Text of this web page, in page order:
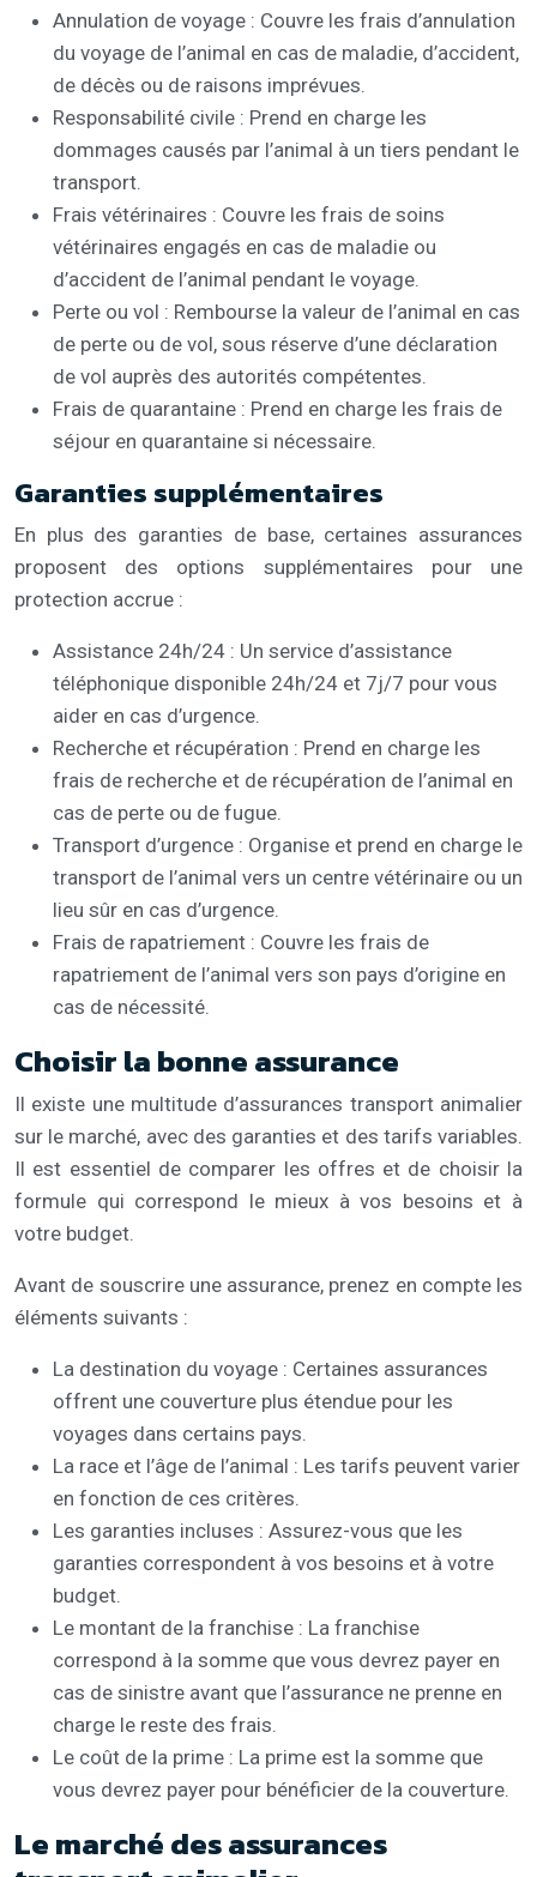
Annulation de voyage : Couvre les frais d’annulation
du voyage de l’animal en cas de maladie, d’accident,
de décès ou de raisons imprévues.
Responsabilité civile : Prend en charge les
dommages causés par l’animal à un tiers pendant le
transport.
Frais vétérinaires : Couvre les frais de soins
vétérinaires engagés en cas de maladie ou
d’accident de l’animal pendant le voyage.
Perte ou vol : Rembourse la valeur de l’animal en cas
de perte ou de vol, sous réserve d’une déclaration
de vol auprès des autorités compétentes.
Frais de quarantaine : Prend en charge les frais de
séjour en quarantaine si nécessaire.
Garanties supplémentaires
En plus des garanties de base, certaines assurances
proposent des options supplémentaires pour une
protection accrue :
Assistance 24h/24 : Un service d’assistance
téléphonique disponible 24h/24 et 7j/7 pour vous
aider en cas d’urgence.
Recherche et récupération : Prend en charge les
frais de recherche et de récupération de l’animal en
cas de perte ou de fugue.
Transport d’urgence : Organise et prend en charge le
transport de l’animal vers un centre vétérinaire ou un
lieu sûr en cas d’urgence.
Frais de rapatriement : Couvre les frais de
rapatriement de l’animal vers son pays d’origine en
cas de nécessité.
Choisir la bonne assurance
Il existe une multitude d’assurances transport animalier
sur le marché, avec des garanties et des tarifs variables.
Il est essentiel de comparer les offres et de choisir la
formule qui correspond le mieux à vos besoins et à
votre budget.
Avant de souscrire une assurance, prenez en compte les
éléments suivants :
La destination du voyage : Certaines assurances
offrent une couverture plus étendue pour les
voyages dans certains pays.
La race et l’âge de l’animal : Les tarifs peuvent varier
en fonction de ces critères.
Les garanties incluses : Assurez-vous que les
garanties correspondent à vos besoins et à votre
budget.
Le montant de la franchise : La franchise
correspond à la somme que vous devrez payer en
cas de sinistre avant que l’assurance ne prenne en
charge le reste des frais.
Le coût de la prime : La prime est la somme que
vous devrez payer pour bénéficier de la couverture.
Le marché des assurances